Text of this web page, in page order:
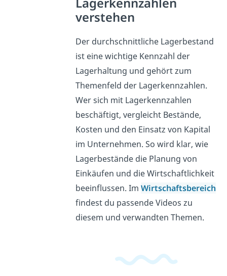
verstehen
Der durchschnittliche Lagerbestand
ist eine wichtige Kennzahl der
Lagerhaltung und gehört zum
Themenfeld der Lagerkennzahlen.
Wer sich mit Lagerkennzahlen
beschäftigt, vergleicht Bestände,
Kosten und den Einsatz von Kapital
im Unternehmen. So wird klar, wie
Lagerbestände die Planung von
Einkäufen und die Wirtschaftlichkeit
beeinflussen. ImWirtschaftsbereich
findest du passende Videos zu
diesem und verwandten Themen.